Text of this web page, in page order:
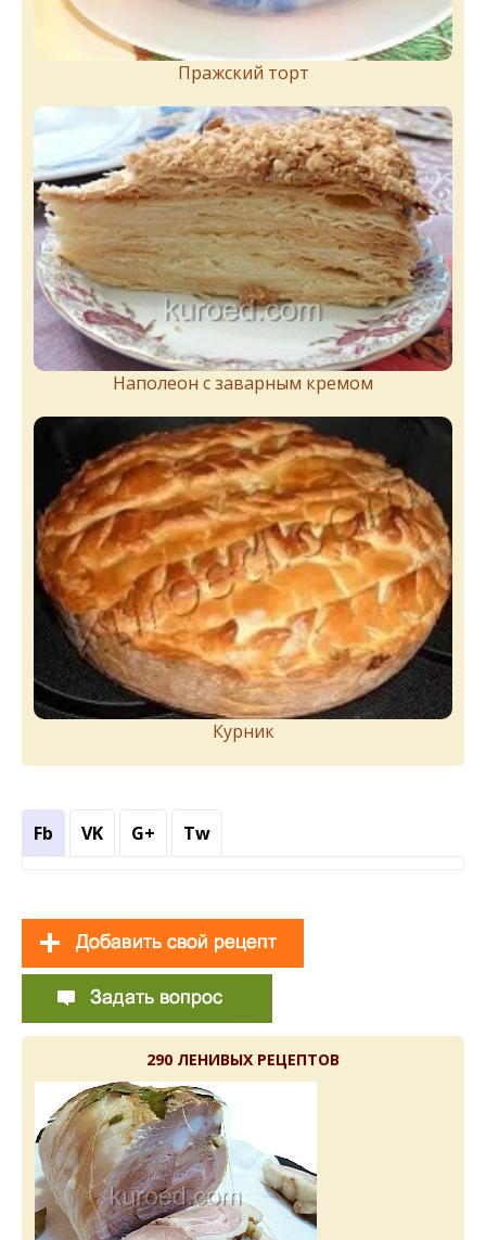
Пражский торт
Наполеон с заварным кремом
Курник
Fb VK G+ Tw
290 ЛЕНИВЫХ РЕЦЕПТОВ